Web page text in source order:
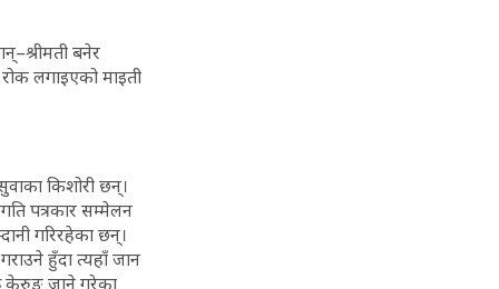
बनेर
लगाइएको माइती
किशोरी छन्।
पत्रकार सम्मेलन
गरिरहेका छन्।
हुँदा त्यहाँ जान
केरुङ जाने गरेका